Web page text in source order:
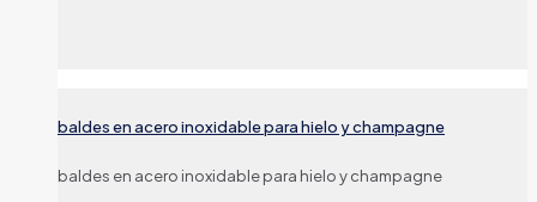
baldes en acero inoxidable para hielo y champagne
baldes en acero inoxidable para hielo y champagne